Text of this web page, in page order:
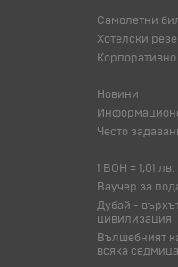
Самолетни
Хотелски
Новини
Често
1 BOH = 1,01 лв.
Ваучер за
Дубай -
цивилизация
Вълшебният
всяка